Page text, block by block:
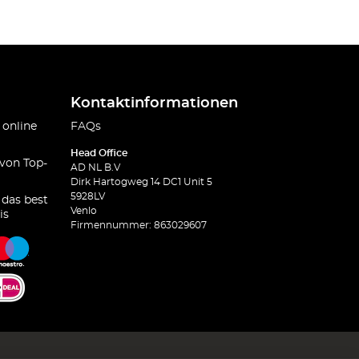
online
Top-
best
Kontaktinformationen
FAQs
Head Office
AD NL B.V
Dirk Hartogweg 14 DC1 Unit 5
5928LV
Venlo
Firmennummer: 863029607